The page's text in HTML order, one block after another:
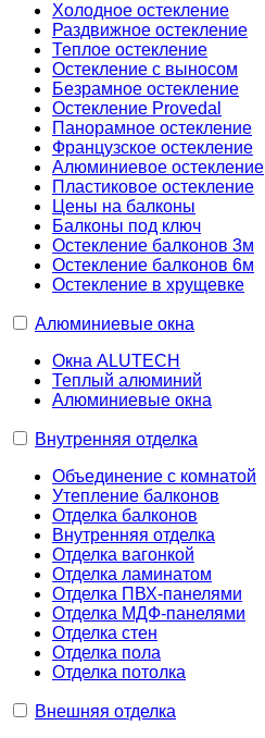
Холодное остекление
Раздвижное остекление
Теплое остекление
Остекление с выносом
Безрамное остекление
Остекление Provedal
Панорамное остекление
Французское остекление
Алюминиевое остекление
Пластиковое остекление
Цены на балконы
Балконы под ключ
Остекление балконов 3м
Остекление балконов 6м
Остекление в хрущевке
Алюминиевые окна
Окна ALUTECH
Теплый алюминий
Алюминиевые окна
Внутренняя отделка
Объединение с комнатой
Утепление балконов
Отделка балконов
Внутренняя отделка
Отделка вагонкой
Отделка ламинатом
Отделка ПВХ-панелями
Отделка МДФ-панелями
Отделка стен
Отделка пола
Отделка потолка
Внешняя отделка